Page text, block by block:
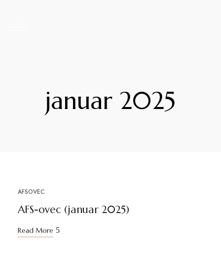
januar 2025
4. JANUARJA, 2025
AFSOVEC
AFS-ovec (januar 2025)
Read More